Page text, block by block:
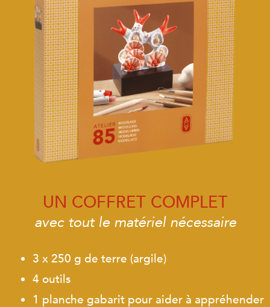
UN COFFRET COMPLET
avec tout le matériel nécessaire
3 x 250 g de terre (argile)
4 outils
1 planche gabarit pour aider à appréhender